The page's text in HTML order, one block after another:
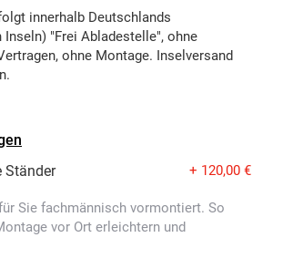
innerhalb Deutschlands
Inseln) "Frei Abladestelle", ohne
ohne Montage. Inselversand
Ständer
+ 120,00 €
Sie fachmännisch vormontiert. So
vor Ort erleichtern und